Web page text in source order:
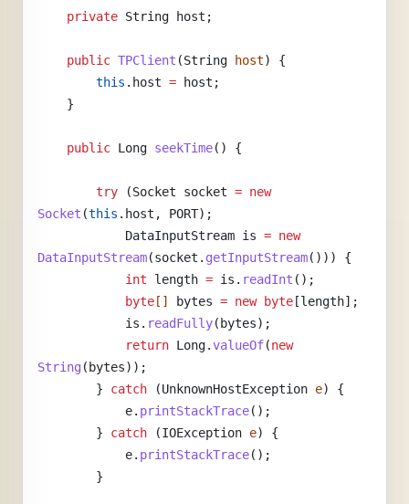
    private
String host;
    public
TPClient (String host) {
        this
.host = host;
    }
    public
Long seekTime() {
        try
(Socket socket = new
Socket (this .host, PORT);
            DataInputStream
is = new
DataInputStream(socket. getInputStream())) {
            int
length = is. readInt ();
            byte
[] bytes = new byte[length];
            is.
readFully(bytes);
            return
Long.valueOf(new
String (bytes));
        }
catch (UnknownHostException e) {
            e.
printStackTrace();
        }
catch (IOException e) {
            e.
printStackTrace();
        }